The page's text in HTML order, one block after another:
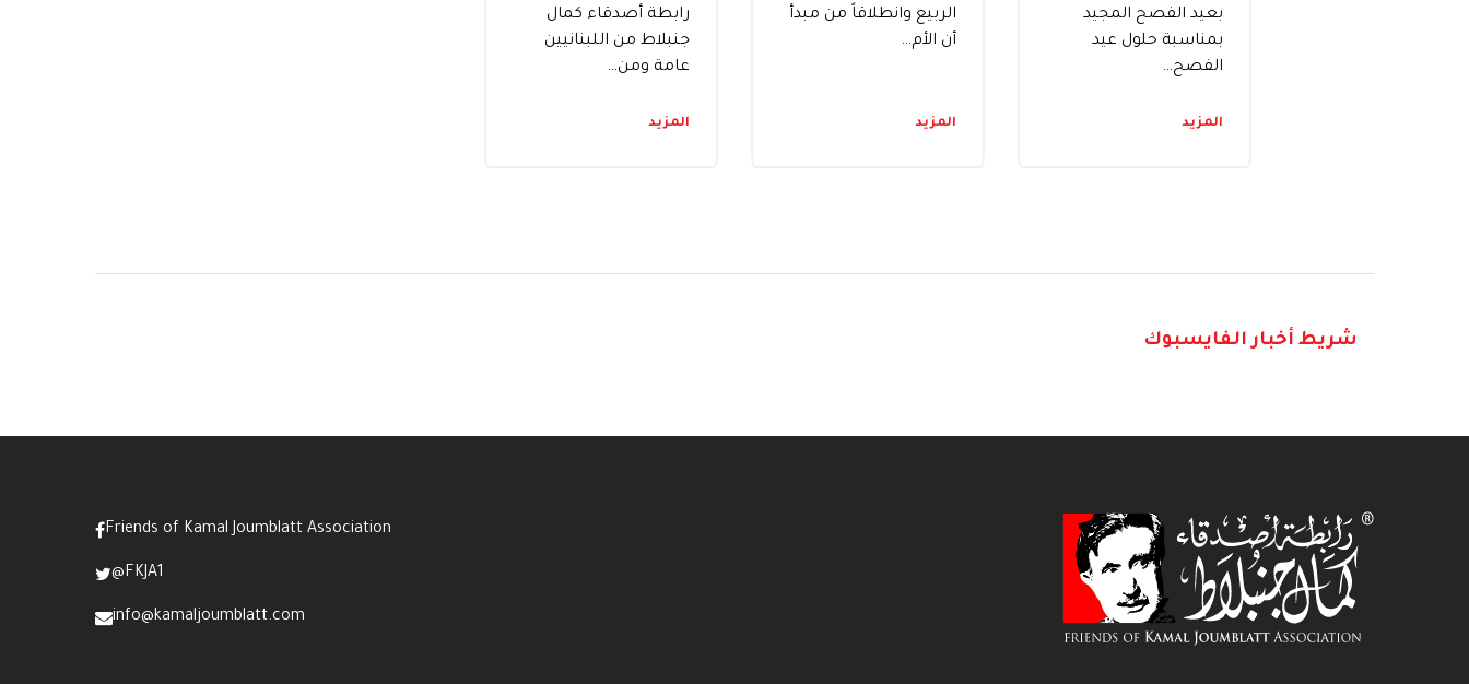
بعيد الفصح المجيد
بمناسبة حلول عيد
الفصح…
المزيد
الربيع وانطلاقاً من مبدأ
أن الأم…
المزيد
رابطة أصدقاء كمال
جنبلاط من اللبنانيين
عامة ومن…
المزيد
شريط أخبار الفايسبوك
Friends of Kamal Joumblatt Association
@FKJA1
info@kamaljoumblatt.com